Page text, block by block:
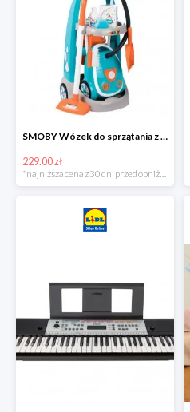
SMOBY Wózek do sprzątania z odkurzaczem
229.00 zł